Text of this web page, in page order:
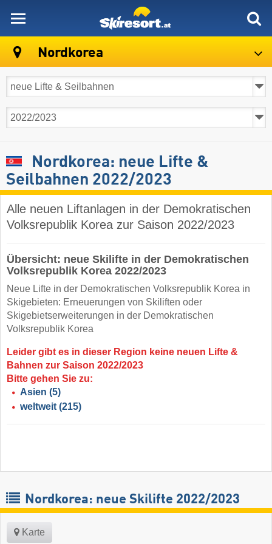
Nordkorea
Nordkorea: neue Lifte &
Seilbahnen 2022/2023
Alle neuen Liftanlagen in der Demokratischen
Volksrepublik Korea zur Saison 2022/2023
Übersicht: neue Skilifte in der Demokratischen
Volksrepublik Korea 2022/2023
Neue Lifte in der Demokratischen Volksrepublik Korea in
Skigebieten: Erneuerungen von Skiliften oder
Skigebietserweiterungen in der Demokratischen
Volksrepublik Korea
Leider gibt es in dieser Region keine neuen Lifte &
Bahnen zur Saison 2022/2023
Bitte gehen Sie zu:
Asien (5)
weltweit (215)
Nordkorea: neue Skilifte 2022/2023
Karte